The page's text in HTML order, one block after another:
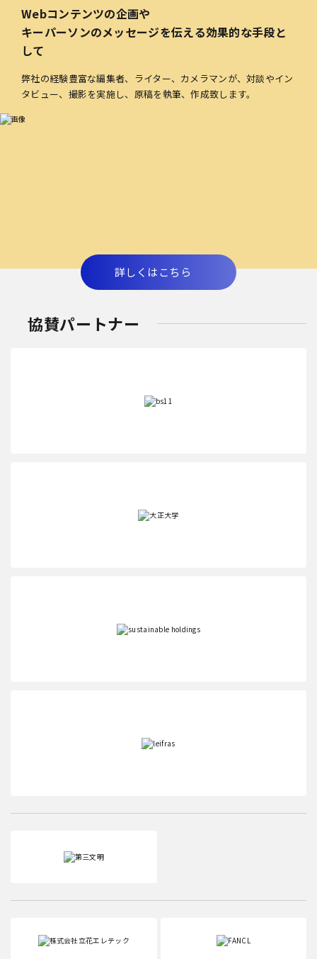
Webコンテンツの企画や
キーパーソンのメッセージを伝える効果的な手段と
して
弊社の経験豊富な編集者、ライター、カメラマンが、対談やイン
タビュー、撮影を実施し、原稿を執筆、作成致します。
詳しくはこちら
協賛パートナー